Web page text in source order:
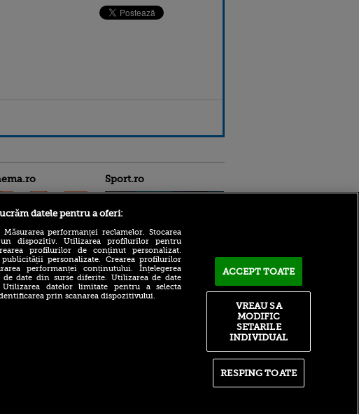
pentru
Stan! Iubita lui,
Sport.ro
Bogdan Lobonț și Robert
Niță sunt invitații lui Andrei
Grecu, de la 16:00, la VOYO
SPORT LIVE
Drum liber: Zverev, eliminat
datele pentru a oferi:
performanței reclamelor. Stocarea
dispozitiv. Utilizarea profilurilor pentru
profilurilor de conținut personalizat.
personalizate. Crearea profilurilor
performanței conținutului. Înțelegerea
date din surse diferite. Utilizarea de date
datelor limitate pentru a selecta
prin scanarea dispozitivului.
ACCEPT TOATE
RESPING TOATE
VREAU SA
MODIFIC
SETARILE
INDIVIDUAL